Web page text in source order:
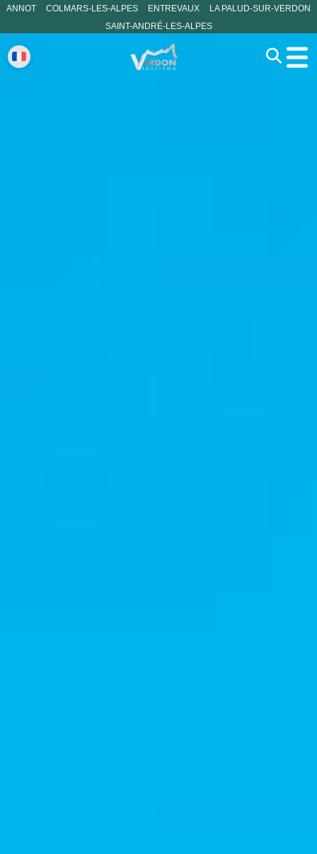
ANNOT COLMARS-LES-ALPES ENTREVAUX
LA PALUD-SUR-VERDON
SAINT-ANDRÉ-LES-ALPES